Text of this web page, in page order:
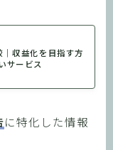
収益化を目指す方
サービス
に特化した情報